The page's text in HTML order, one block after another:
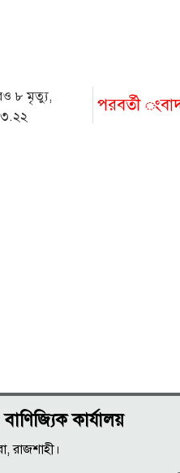
পরবর্তী
৮ মৃত্যু,
৩.২২
কার্যালয়
রাজশাহী।